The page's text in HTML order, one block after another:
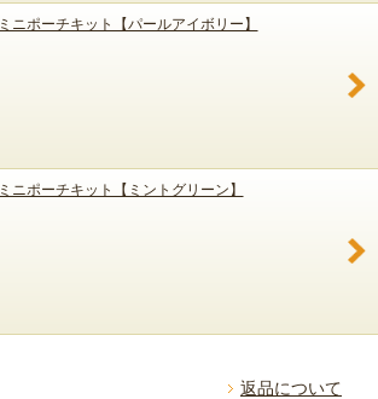
ミニポーチキット【パールアイボリー】
ミニポーチキット【ミントグリーン】
返品について